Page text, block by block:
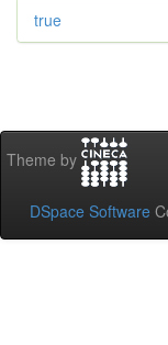
true
Theme by
DSpace Software